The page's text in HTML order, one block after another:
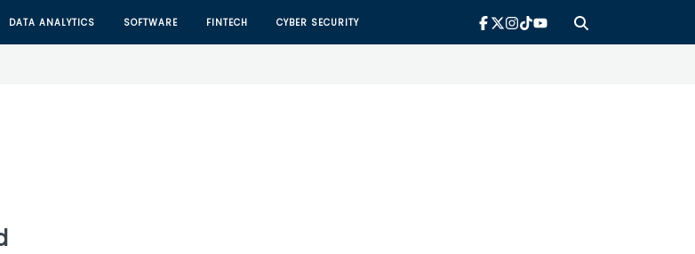
DATA ANALYTICS SOFTWARE FINTECH CYBER SECURITY